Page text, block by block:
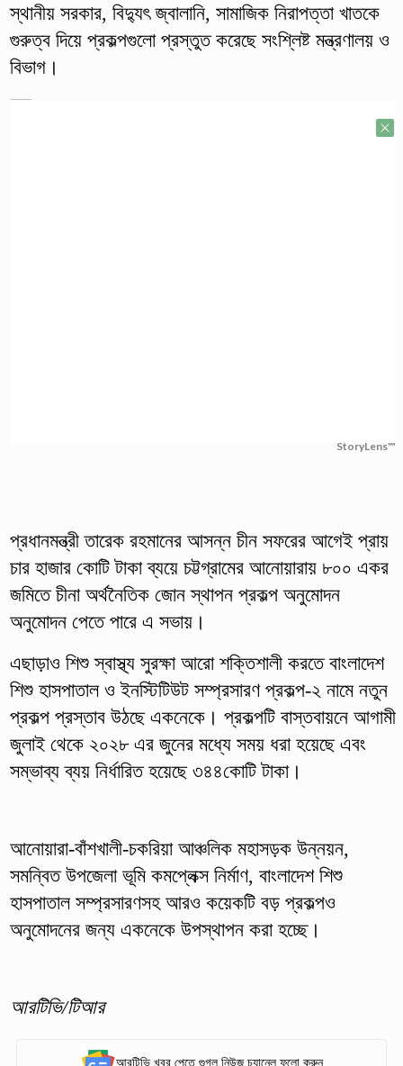
স্থানীয় সরকার, বিদ্যুৎ জ্বালানি, সামাজিক নিরাপত্তা খাতকে
গুরুত্ব দিয়ে প্রকল্পগুলো প্রস্তুত করেছে সংশ্লিষ্ট মন্ত্রণালয় ও
বিভাগ।
StoryLens™
প্রধানমন্ত্রী তারেক রহমানের আসন্ন চীন সফরের আগেই প্রায়
চার হাজার কোটি টাকা ব্যয়ে চট্টগ্রামের আনোয়ারায় ৮০০ একর
জমিতে চীনা অর্থনৈতিক জোন স্থাপন প্রকল্প অনুমোদন
অনুমোদন পেতে পারে এ সভায়।
এছাড়াও শিশু স্বাস্থ্য সুরক্ষা আরো শক্তিশালী করতে বাংলাদেশ
শিশু হাসপাতাল ও ইনস্টিটিউট সম্প্রসারণ প্রকল্প-২ নামে নতুন
প্রকল্প প্রস্তাব উঠছে একনেকে। প্রকল্পটি বাস্তবায়নে আগামী
জুলাই থেকে ২০২৮ এর জুনের মধ্যে সময় ধরা হয়েছে এবং
সম্ভাব্য ব্যয় নির্ধারিত হয়েছে ৩৪৪কোটি টাকা।
আনোয়ারা-বাঁশখালী-চকরিয়া আঞ্চলিক মহাসড়ক উন্নয়ন,
সমন্বিত উপজেলা ভূমি কমপ্লেক্স নির্মাণ, বাংলাদেশ শিশু
হাসপাতাল সম্প্রসারণসহ আরও কয়েকটি বড় প্রকল্পও
অনুমোদনের জন্য একনেকে উপস্থাপন করা হচ্ছে।
আরটিভি/টিআর
আরটিভি খবর পেতে গুগল নিউজ চ্যানেল ফলো করুন